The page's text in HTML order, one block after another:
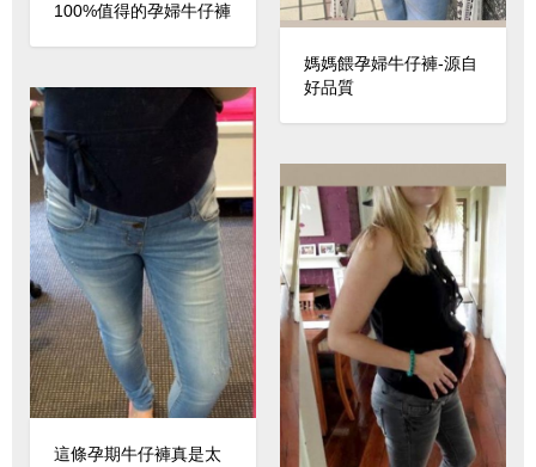
100%值得的孕婦牛仔褲
媽媽餵孕婦牛仔褲-源自
好品質
這條孕期牛仔褲真是太